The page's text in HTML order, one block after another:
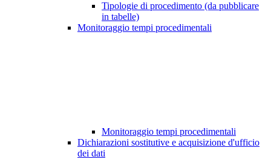
Tipologie di procedimento (da pubblicare
in tabelle)
Monitoraggio tempi procedimentali
Monitoraggio tempi procedimentali
Dichiarazioni sostitutive e acquisizione d'ufficio
dei dati